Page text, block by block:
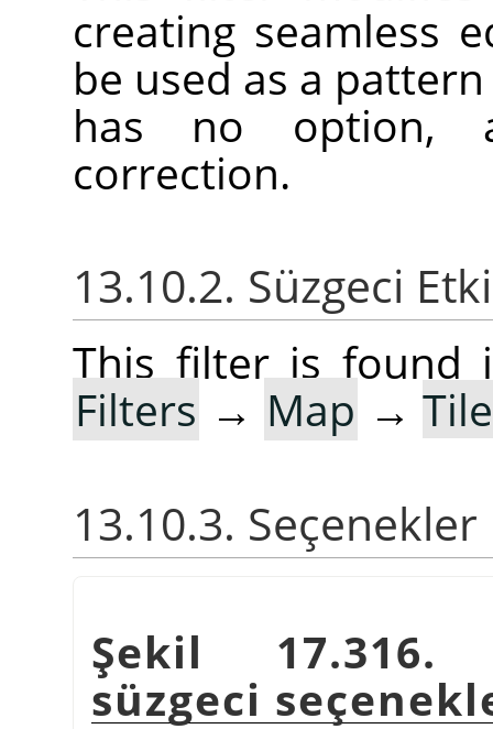
creating seamless
be used as a
has no option,
correction.
13.10.2. Süzgeci
This filter is found
Filters → Map →
13.10.3. Seçenekler
Şekil
süzgeci